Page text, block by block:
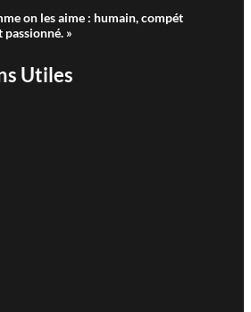
on les aime : humain, compét
passionné. »
Utiles